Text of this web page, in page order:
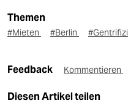
Themen
#Mieten #Berlin
Feedback Kommentieren
Diesen Artikel teilen